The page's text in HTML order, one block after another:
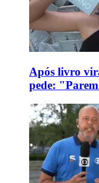
Após livro
pede: